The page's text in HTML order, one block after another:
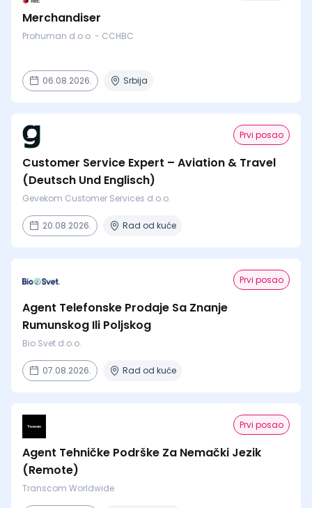
Merchandiser
Prohuman d.o.o. - CCHBC
06.08.2026. Srbija
Prvi posao
Customer Service Expert – Aviation & Travel
(Deutsch Und Englisch)
Gevekom Customer Services d.o.o.
20.08.2026. Rad od kuće
Prvi posao
Agent Telefonske Prodaje Sa Znanje
Rumunskog Ili Poljskog
Bio Svet d.o.o.
07.08.2026. Rad od kuće
Prvi posao
Agent Tehničke Podrške Za Nemački Jezik
(Remote)
Transcom Worldwide